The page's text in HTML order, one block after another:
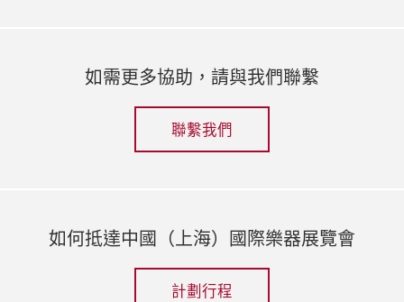
如需更多協助，請與我們聯繫
聯繫我們
如何抵達中國（上海）國際樂器展覽會
計劃行程